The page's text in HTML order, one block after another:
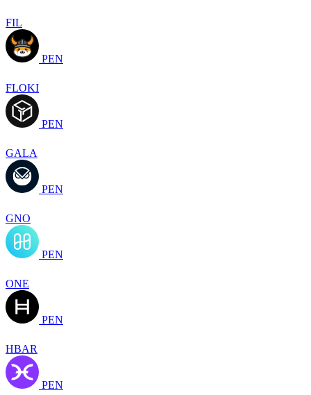
FIL
PEN
FLOKI
PEN
GALA
PEN
GNO
PEN
ONE
PEN
HBAR
PEN